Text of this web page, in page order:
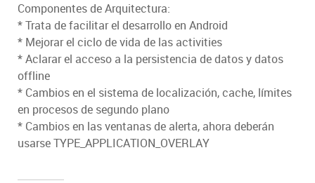
Componentes de Arquitectura:
* Trata de facilitar el desarrollo en Android
* Mejorar el ciclo de vida de las activities
* Aclarar el acceso a la persistencia de datos y datos
offline
* Cambios en el sistema de localización, cache, límites
en procesos de segundo plano
* Cambios en las ventanas de alerta, ahora deberán
usarse TYPE_APPLICATION_OVERLAY